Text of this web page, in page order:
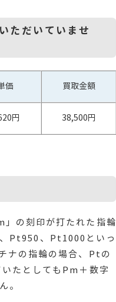
ただいていませ
価 買取金額
円 38,500円
」の刻印が打たれた指輪
Pt950、Pt1000といっ
ナの指輪の場合、Ptの
たとしてもPm＋数字
。